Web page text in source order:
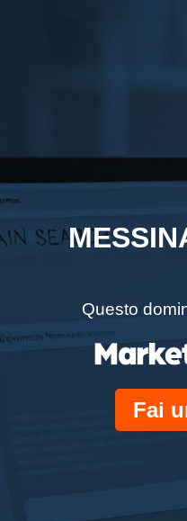
Questo
Fai